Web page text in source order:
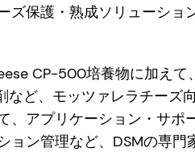
ズ保護・熟成ソリューショ
CP-500培養物に加えて
など、モッツァレラチーズ
、アプリケーション・サ
ョン管理など、DSMの専